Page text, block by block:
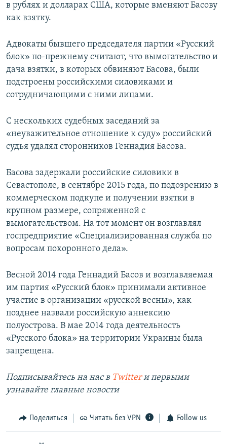
в рублях и долларах США, которые вменяют Басову
как взятку.
Адвокаты бывшего председателя партии «Русский
блок» по-прежнему считают, что вымогательство и
дача взятки, в которых обвиняют Басова, были
подстроены российскими силовиками и
сотрудничающими с ними лицами.
С нескольких судебных заседаний за
«неуважительное отношение к суду» российский
судья удалял сторонников Геннадия Басова.
Басова задержали российские силовики в
Севастополе, в сентябре 2015 года, по подозрению в
коммерческом подкупе и получении взятки в
крупном размере, сопряженной с
вымогательством. На тот момент он возглавлял
госпредприятие «Специализированная служба по
вопросам похоронного дела».
Весной 2014 года Геннадий Басов и возглавляемая
им партия «Русский блок» принимали активное
участие в организации «русской весны», как
позднее назвали российскую аннексию
полуострова. В мае 2014 года деятельность
«Русского блока» на территории Украины была
запрещена.
Подписывайтесь на наc в Twitterи первыми
узнавайте главные новости
Поделиться Читать без VPN Follow us